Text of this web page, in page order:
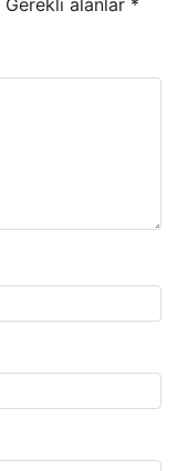
Gerekli alanlar *